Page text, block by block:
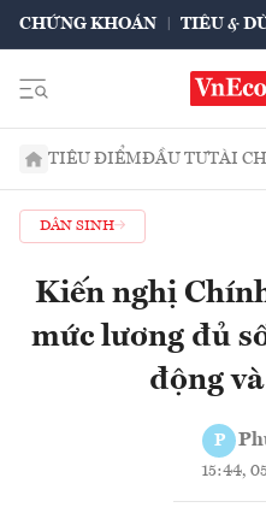
CHỨNG KHOÁN TIÊU &
TIÊU ĐIỂMĐẦU TƯTÀI
DÂN SINH
Kiến nghị
mức lương đủ
động
P
15:44,